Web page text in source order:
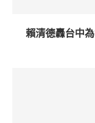
賴清德轟台中